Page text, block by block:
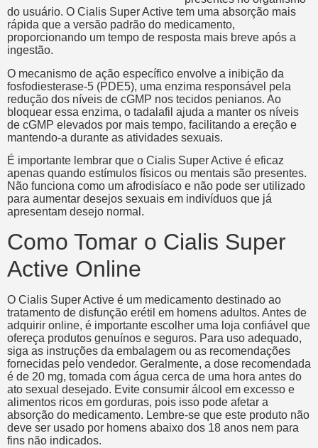
do usuário. O Cialis Super Active tem uma absorção mais
rápida que a versão padrão do medicamento,
proporcionando um tempo de resposta mais breve após a
ingestão.
O mecanismo de ação específico envolve a inibição da
fosfodiesterase-5 (PDE5), uma enzima responsável pela
redução dos níveis de cGMP nos tecidos penianos. Ao
bloquear essa enzima, o tadalafil ajuda a manter os níveis
de cGMP elevados por mais tempo, facilitando a ereção e
mantendo-a durante as atividades sexuais.
É importante lembrar que o Cialis Super Active é eficaz
apenas quando estímulos físicos ou mentais são presentes.
Não funciona como um afrodisíaco e não pode ser utilizado
para aumentar desejos sexuais em indivíduos que já
apresentam desejo normal.
Como Tomar o Cialis Super
Active Online
O Cialis Super Active é um medicamento destinado ao
tratamento de disfunção erétil em homens adultos. Antes de
adquirir online, é importante escolher uma loja confiável que
ofereça produtos genuínos e seguros. Para uso adequado,
siga as instruções da embalagem ou as recomendações
fornecidas pelo vendedor. Geralmente, a dose recomendada
é de 20 mg, tomada com água cerca de uma hora antes do
ato sexual desejado. Evite consumir álcool em excesso e
alimentos ricos em gorduras, pois isso pode afetar a
absorção do medicamento. Lembre-se que este produto não
deve ser usado por homens abaixo dos 18 anos nem para
fins não indicados.